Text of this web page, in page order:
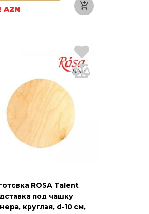
AZN
ROSA Talent
под чашку,
круглая, d-10 см,